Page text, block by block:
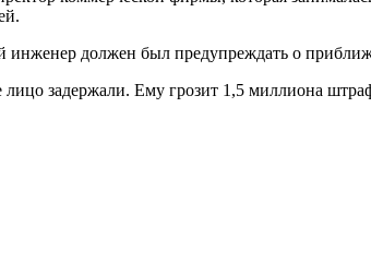
инженер должен был предупреждать о
задержали. Ему грозит 1,5 миллиона